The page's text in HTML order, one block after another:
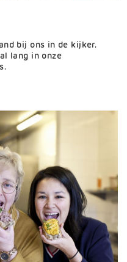
bij ons in de kijker.
lang in onze